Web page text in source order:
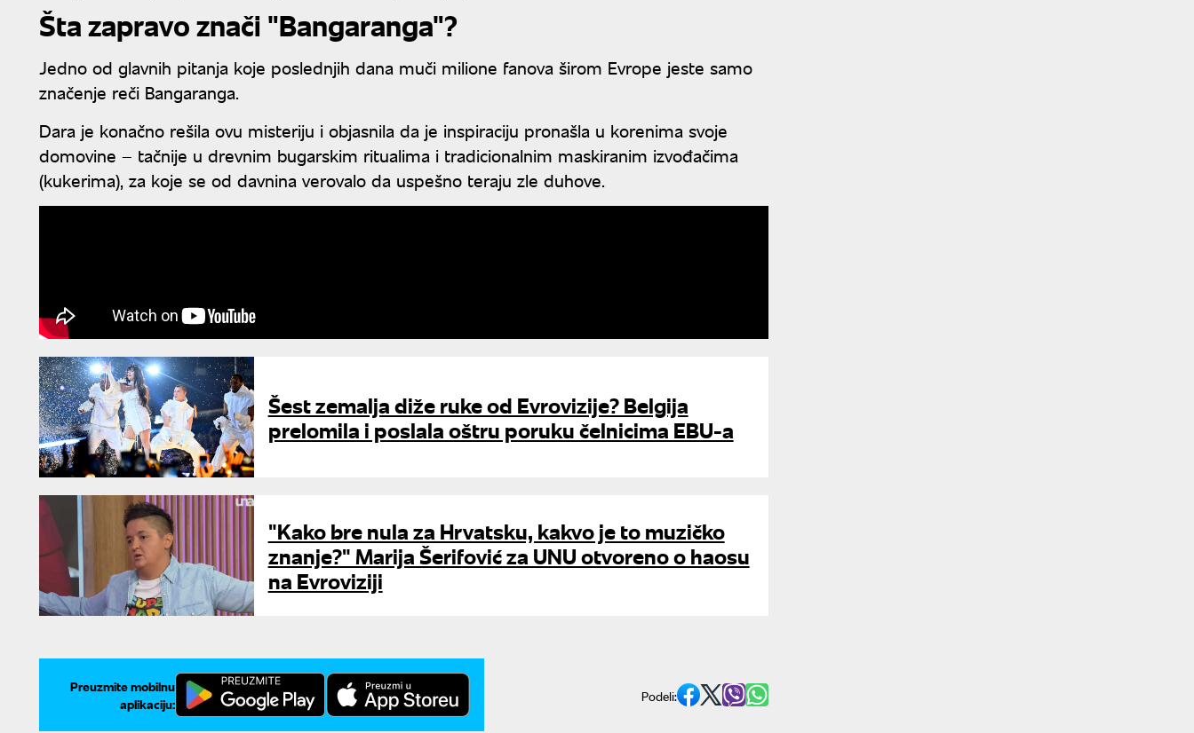
Šta zapravo znači "Bangaranga"?
Jedno od glavnih pitanja koje poslednjih dana muči milione fanova širom Evrope jeste samo
značenje reči Bangaranga.
Dara je konačno rešila ovu misteriju i objasnila da je inspiraciju pronašla u korenima svoje
domovine – tačnije u drevnim bugarskim ritualima i tradicionalnim maskiranim izvođačima
(kukerima), za koje se od davnina verovalo da uspešno teraju zle duhove.
Šest zemalja diže ruke od Evrovizije? Belgija
prelomila i poslala oštru poruku čelnicima EBU-a
"Kako bre nula za Hrvatsku, kakvo je to muzičko
znanje?" Marija Šerifović za UNU otvoreno o haosu
na Evroviziji
Preuzmite mobilnu
aplikaciju:
Podeli: